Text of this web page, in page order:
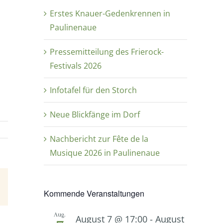
Erstes Knauer-Gedenkrennen in
Paulinenaue
Pressemitteilung des Frierock-
Festivals 2026
Infotafel für den Storch
Neue Blickfänge im Dorf
Nachbericht zur Fête de la
Musique 2026 in Paulinenaue
Kommende Veranstaltungen
Aug. August 7 @ 17:00 - August